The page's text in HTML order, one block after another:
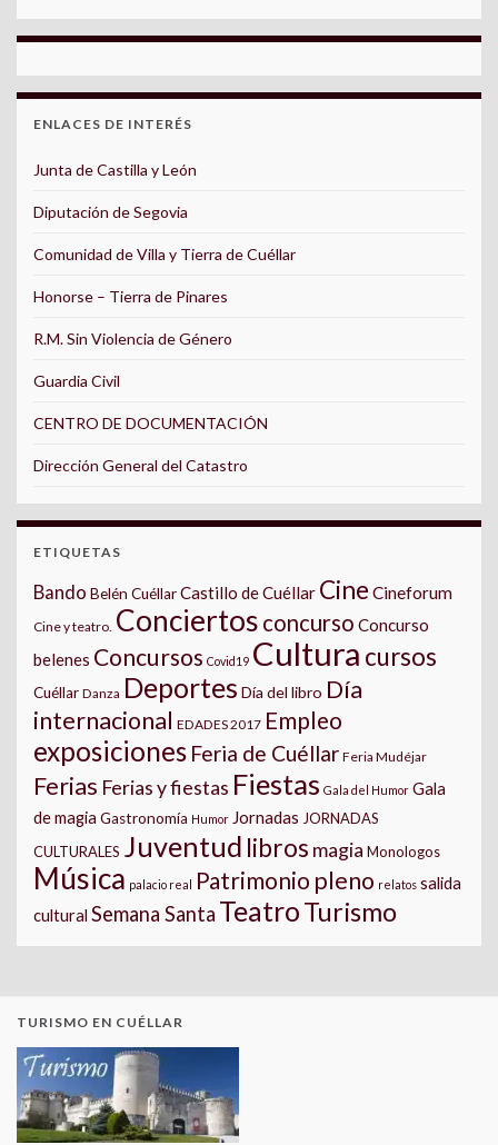
ENLACES DE INTERÉS
Junta de Castilla y León
Diputación de Segovia
Comunidad de Villa y Tierra de Cuéllar
Honorse – Tierra de Pinares
R.M. Sin Violencia de Género
Guardia Civil
CENTRO DE DOCUMENTACIÓN
Dirección General del Catastro
ETIQUETAS
Bando Belén CuéllarCastillo de Cuéllar Cine Cineforum
Cine y teatro. Conciertos concurso Concurso
belenes Concursos Covid19 Cultura cursos
Cuéllar Danza Deportes Día del libro Día
internacional EDADES 2017 Empleo
exposiciones Feria de Cuéllar Feria Mudéjar
Ferias Ferias y fiestas Fiestas Gala del Humor Gala
de magia Gastronomía Humor Jornadas JORNADAS
CULTURALES Juventud libros magia Monologos
Música palacio real Patrimonio pleno relatos salida
cultural Semana Santa TeatroTurismo
TURISMO EN CUÉLLAR